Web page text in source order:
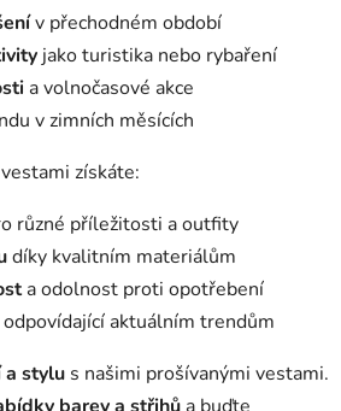
v přechodném období
jako turistika nebo rybaření
a volnočasové akce
v zimních měsících
získáte:
různé příležitosti a outfity
díky kvalitním materiálům
a odolnost proti opotřebení
odpovídající aktuálním trendům
a stylu s našimi prošívanými vestami.